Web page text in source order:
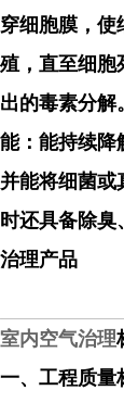
穿细胞膜，使
殖，直至细胞
出的毒素分解
能：能持续降
并能将细菌或
时还具备除
治理产品
室内空气治理
一、工程质量